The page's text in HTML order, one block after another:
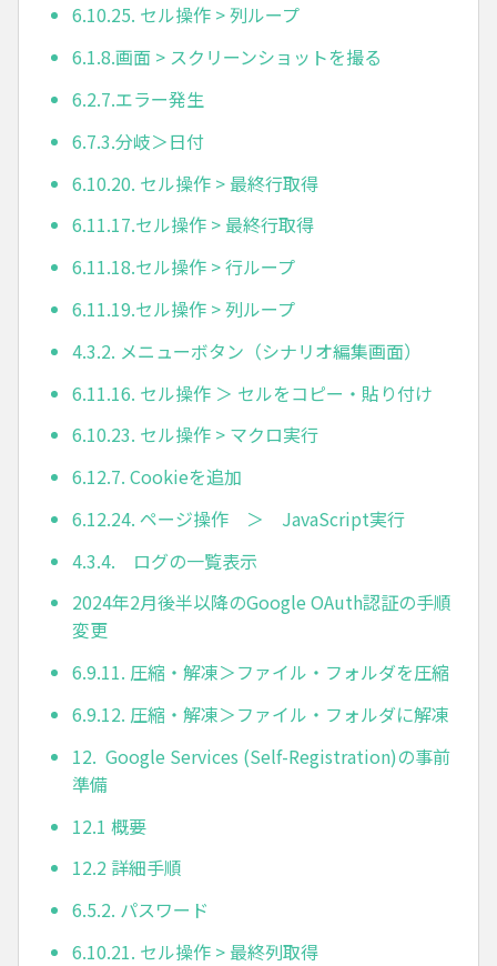
6.10.25. セル操作 > 列ループ
6.1.8.画面 > スクリーンショットを撮る
6.2.7.エラー発生
6.7.3.分岐＞日付
6.10.20. セル操作 > 最終行取得
6.11.17.セル操作 > 最終行取得
6.11.18.セル操作 > 行ループ
6.11.19.セル操作 > 列ループ
4.3.2. メニューボタン（シナリオ編集画面）
6.11.16. セル操作 ＞ セルをコピー・貼り付け
6.10.23. セル操作 > マクロ実行
6.12.7. Cookieを追加
6.12.24. ページ操作 ＞ JavaScript実行
4.3.4. ログの一覧表示
2024年2月後半以降のGoogle OAuth認証の手順
変更
6.9.11. 圧縮・解凍＞ファイル・フォルダを圧縮
6.9.12. 圧縮・解凍＞ファイル・フォルダに解凍
12. Google Services (Self-Registration)の事前
準備
12.1 概要
12.2 詳細手順
6.5.2. パスワード
6.10.21. セル操作 > 最終列取得